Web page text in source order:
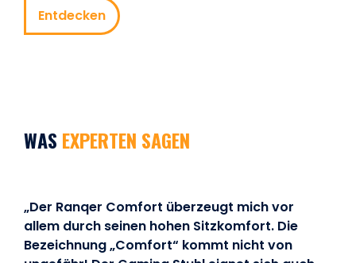
Entdecken
WAS EXPERTEN SAGEN
„Der Ranqer Comfort überzeugt mich vor
allem durch seinen hohen Sitzkomfort. Die
Bezeichnung „Comfort“ kommt nicht von